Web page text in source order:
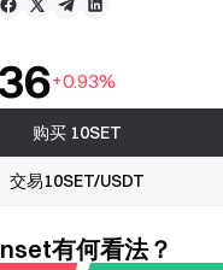
+0.93%
购买 10SET
交易10SET/USDT
有何看法？